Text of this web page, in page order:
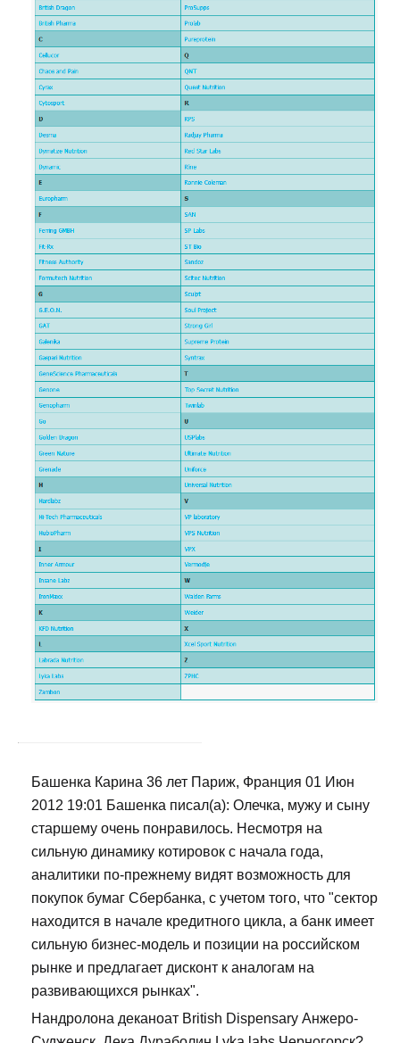
Башенка Карина 36 лет Париж, Франция 01 Июн
2012 19:01 Башенка писал(а): Олечка, мужу и сыну
старшему очень понравилось. Несмотря на
сильную динамику котировок с начала года,
аналитики по-прежнему видят возможность для
покупок бумаг Сбербанка, с учетом того, что "сектор
находится в начале кредитного цикла, а банк имеет
сильную бизнес-модель и позиции на российском
рынке и предлагает дисконт к аналогам на
развивающихся рынках".
Нандролона деканоат British Dispensary Анжеро-